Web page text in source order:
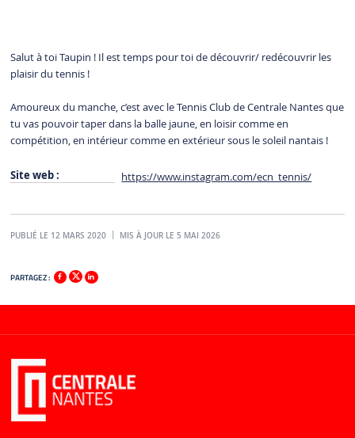
Salut à toi Taupin ! Il est temps pour toi de découvrir/ redécouvrir les
plaisir du tennis !
Amoureux du manche, c’est avec le Tennis Club de Centrale Nantes que
tu vas pouvoir taper dans la balle jaune, en loisir comme en
compétition, en intérieur comme en extérieur sous le soleil nantais !
Site web : https://www.instagram.com/ecn_tennis/
PUBLIÉ LE 12 MARS 2020 MIS À JOUR LE 5 MAI 2026
PARTAGEZ :